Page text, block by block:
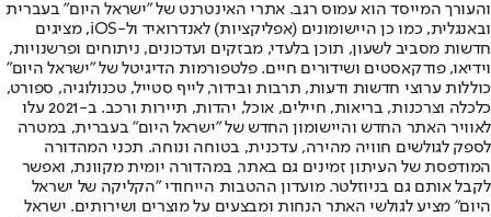
והעורך המייסד הוא עמוס רגב. אתרי האינטרנט של "ישראל היום" בעברית
ובאנגלית, כמו כן היישומונים (אפליקציות) לאנדרואיד ול-iOS, מציגים
חדשות מסביב לשעון, תוכן בלעדי, מבזקים ועדכונים, ניתוחים ופרשנויות,
וידיאו, פודקאסטים ושידורים חיים. פלטפורמות הדיגיטל של "ישראל היום"
כוללות ערוצי חדשות ודעות, תרבות ובידור, לייף סטייל, טכנולוגיה, ספורט,
כלכלה וצרכנות, בריאות, חיילים, אוכל, יהדות, תיירות ורכב. ב-2021 עלו
לאוויר האתר החדש והיישומון החדש של "ישראל היום" בעברית, במטרה
לספק לגולשים חוויה מהירה, עדכנית, בטוחה ונוחה. תכני המהדורה
המודפסת של העיתון זמינים גם באתר, במהדורה יומית מקוונת, ואפשר
לקבל אותם גם בניוזלטר. מועדון ההטבות הייחודי "הקליקה של ישראל
היום" מציע לגולשי האתר הנחות ומבצעים על מוצרים ושירותים. ישראל